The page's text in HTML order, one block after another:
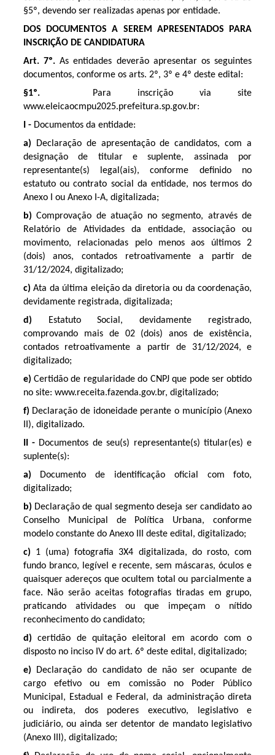
§5º, devendo ser realizadas apenas por entidade.
DOS DOCUMENTOS A SEREM APRESENTADOS PARA
INSCRIÇÃO DE CANDIDATURA
Art. 7º.As entidades deverão apresentar os seguintes
documentos, conforme os arts. 2º, 3º e 4º deste edital:
§1º.
Para inscrição via site
www.eleicaocmpu2025.prefeitura.sp.gov.br:
I - Documentos da entidade:
a)
Declaração de apresentação de candidatos, com a
designação de titular e suplente, assinada por
representante(s) legal(ais), conforme definido no
estatuto ou contrato social da entidade, nos termos do
Anexo I ou Anexo I-A, digitalizada;
b) Comprovação de atuação no segmento, através de
Relatório de Atividades da entidade, associação ou
movimento, relacionadas pelo menos aos últimos 2
(dois) anos, contados retroativamente a partir de
31/12/2024, digitalizado;
c) Ata da última eleição da diretoria ou da coordenação,
devidamente registrada, digitalizada;
d)
Estatuto Social, devidamente registrado,
comprovando mais de 02 (dois) anos de existência,
contados retroativamente a partir de 31/12/2024, e
digitalizado;
e) Certidão de regularidade do CNPJ que pode ser obtido
no site: www.receita.fazenda.gov.br, digitalizado;
f) Declaração de idoneidade perante o município (Anexo
II), digitalizado.
II - Documentos de seu(s) representante(s) titular(es) e
suplente(s):
a) Documento de identificação oficial com foto,
digitalizado;
b) Declaração de qual segmento deseja ser candidato ao
Conselho Municipal de Política Urbana, conforme
modelo constante do Anexo III deste edital, digitalizado;
c) 1 (uma) fotografia 3X4 digitalizada, do rosto, com
fundo branco, legível e recente, sem máscaras, óculos e
quaisquer adereços que ocultem total ou parcialmente a
face. Não serão aceitas fotografias tiradas em grupo,
praticando atividades ou que impeçam o nítido
reconhecimento do candidato;
d) certidão de quitação eleitoral em acordo com o
disposto no inciso IV do art. 6º deste edital, digitalizado;
e)
Declaração do candidato de não ser ocupante de
cargo efetivo ou em comissão no Poder Público
Municipal, Estadual e Federal, da administração direta
ou indireta, dos poderes executivo, legislativo e
judiciário, ou ainda ser detentor de mandato legislativo
(Anexo III), digitalizado;